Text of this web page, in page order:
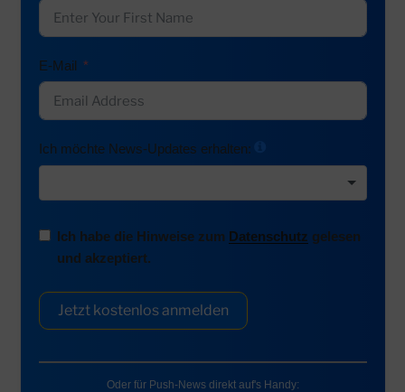
E-Mail
Ich möchte News-Updates erhalten:
Ich habe die Hinweise zum Datenschutz gelesen
und akzeptiert.
Jetzt kostenlos anmelden
Oder für Push-News direkt auf's Handy: